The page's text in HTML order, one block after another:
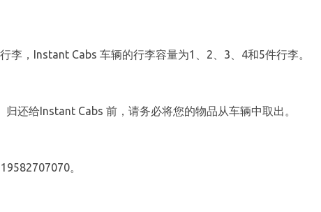
，Instant Cabs 车辆的行李容量为1、2、3、4和5件行李。
还给Instant Cabs 前，请务必将您的物品从车辆中取出。
。